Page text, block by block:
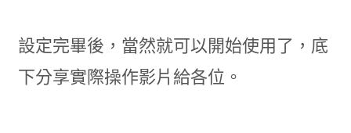
設定完畢後，當然就可以開始使用了，底
下分享實際操作影片給各位。